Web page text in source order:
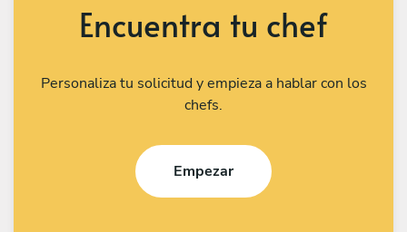
Encuentra tu chef
Personaliza tu solicitud y empieza a hablar con los
chefs.
Empezar